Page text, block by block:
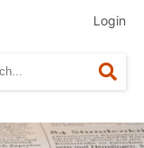
Login